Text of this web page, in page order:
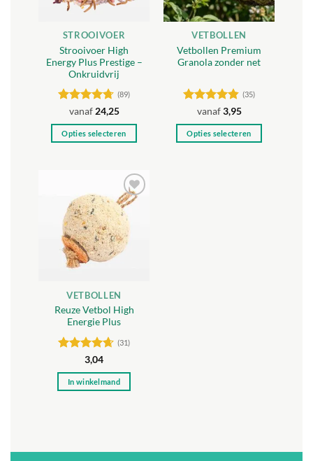
STROOIVOER
Strooivoer High
Energy Plus Prestige –
Onkruidvrij
Gewaardeerd
4.71uit 5
(89)
vanaf 24,25
Opties selecteren
meerdere
variaties.
Deze
optie
kan
op
de
productpagina
VETBOLLEN
Vetbollen Premium
Granola zonder net
Gewaardeerd
4.8uit 5
(35)
vanaf3,95
Opties selecteren
Toevoegen
aan
verlanglijst
VETBOLLEN
Reuze Vetbol High
Energie Plus
Gewaardeerd
4.65uit 5
(31)
3,04
In winkelmand